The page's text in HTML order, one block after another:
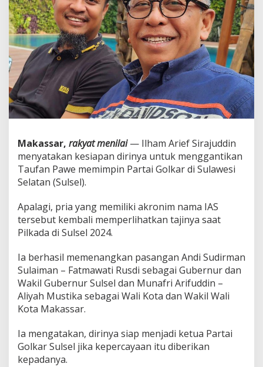
i
n
S
i
a
G
a
n
t
i
k
n
T
a
u
n
P
a
w
P
i
m
p
i
o
l
k
Makassar, rakyat menilai— Ilham Arief Sirajuddin
menyatakan kesiapan dirinya untuk menggantikan
Taufan Pawe memimpin Partai Golkar di Sulawesi
Selatan (Sulsel).
Apalagi, pria yang memiliki akronim nama IAS
tersebut kembali memperlihatkan tajinya saat
Pilkada di Sulsel 2024.
Ia berhasil memenangkan pasangan Andi Sudirman
Sulaiman – Fatmawati Rusdi sebagai Gubernur dan
Wakil Gubernur Sulsel dan Munafri Arifuddin –
Aliyah Mustika sebagai Wali Kota dan Wakil Wali
Kota Makassar.
Ia mengatakan, dirinya siap menjadi ketua Partai
Golkar Sulsel jika kepercayaan itu diberikan
kepadanya.